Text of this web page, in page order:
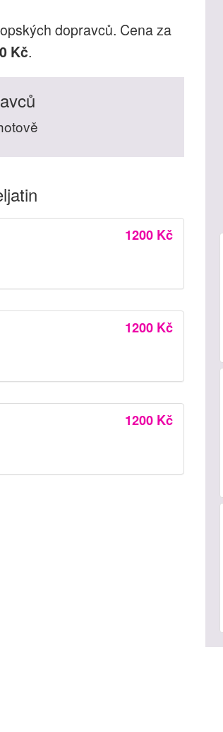
dopravců. Cena za
Kč.
1200 Kč
1200 Kč
1200 Kč